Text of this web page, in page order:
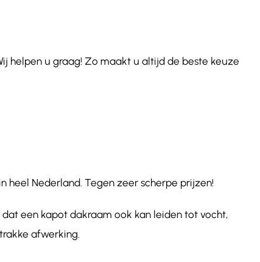
helpen u graag! Zo maakt u altijd de beste keuze
heel Nederland. Tegen zeer scherpe prijzen!
een kapot dakraam ook kan leiden tot vocht,
afwerking.